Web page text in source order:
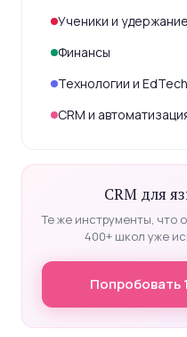
Ученики и удержание
Финансы
Технологии и EdTech
CRM и
CRM для
Те же инструменты, что
400+ школ уже
Попробовать